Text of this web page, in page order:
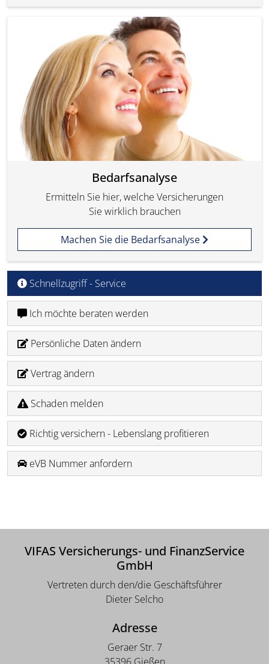
Bedarfsanalyse
Ermitteln Sie hier, welche Versicherungen
Sie wirklich brauchen
Machen Sie die Bedarfsanalyse
Schnellzugriff - Service
Ich möchte beraten werden
Persönliche Daten ändern
Vertrag ändern
Schaden melden
Richtig versichern - Lebenslang profitieren
eVB Nummer anfordern
VIFAS Versicherungs- und FinanzService
GmbH
Vertreten durch den/die Geschäftsführer
Dieter Selcho
Adresse
Geraer Str. 7